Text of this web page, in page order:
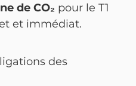
de CO₂ pour le T1
et immédiat.
des